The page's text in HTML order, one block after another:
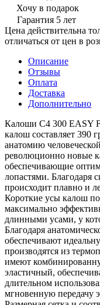
Хочу в подарок
Гарантия 5 лет
Цена действительна
отличаться от цен в
Описание
Отзывы
Оплата
Доставка
Дополнительно
Калоши C4 300 EASY
калош составляет 390
анатомию
революционно новые
обеспечивающие
лопастями. Благодаря
происходит плавно и
Короткие усы калош
максимально
длинными усами, у
Благодаря
обеспечивают
производятся из
имеют
эластичный,
длительном
мгновенную передачу